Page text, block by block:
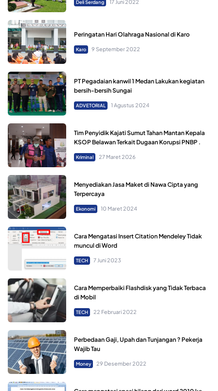
Deli Serdang 17 Juni 2022
Peringatan Hari Olahraga Nasional di Karo
Karo 9 September 2022
PT Pegadaian kanwil 1 Medan Lakukan kegiatan
bersih-bersih Sungai
ADVETORIAL 1 Agustus 2024
Tim Penyidik Kajati Sumut Tahan Mantan Kepala
KSOP Belawan Terkait Dugaan Korupsi PNBP .
Kriminal 27 Maret 2026
Menyediakan Jasa Maket di Nawa Cipta yang
Terpercaya
Ekonomi 10 Maret 2024
Cara Mengatasi Insert Citation Mendeley Tidak
muncul di Word
TECH 7 Juni 2023
Cara Memperbaiki Flashdisk yang Tidak Terbaca
di Mobil
TECH 22 Februari 2022
Perbedaan Gaji, Upah dan Tunjangan ? Pekerja
Wajib Tau
Money 29 Desember 2022